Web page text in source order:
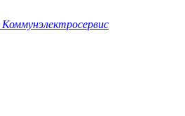
Коммунэлектросервис